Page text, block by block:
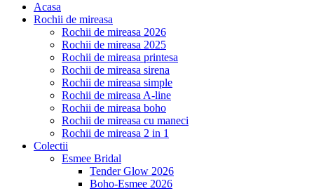
Acasa
Rochii de mireasa
Rochii de mireasa 2026
Rochii de mireasa 2025
Rochii de mireasa printesa
Rochii de mireasa sirena
Rochii de mireasa simple
Rochii de mireasa A-line
Rochii de mireasa boho
Rochii de mireasa cu maneci
Rochii de mireasa 2 in 1
Colectii
Esmee Bridal
Tender Glow 2026
Boho-Esmee 2026